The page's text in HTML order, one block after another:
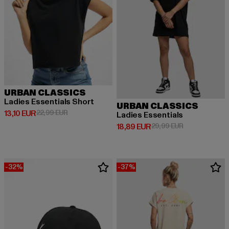
URBAN CLASSICS
Ladies Essentials Short
13,10 EUR
Derzeitiger Preis: 13,10 EUR
22,99 EURAktionspreis: 22,99 EUR
URBAN CLASSICS
Ladies Essentials
18,89 EUR
Derzeitiger Preis: 18,89 EUR
29,99 EURAktionspreis:
-32% -37%